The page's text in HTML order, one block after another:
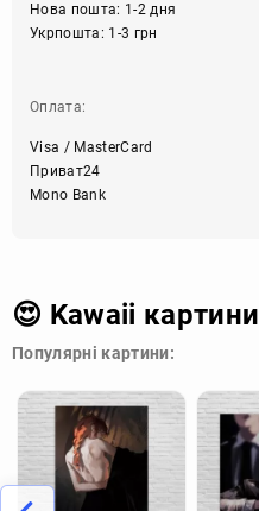
Нова пошта: 1-2 дня
Укрпошта: 1-3 грн
Оплата:
Visa / MasterCard
Приват24
Mono Bank
😍 Kawaii картини
Популярні картини: